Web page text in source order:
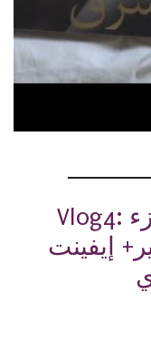
Vlog4: تجهيزات مكتبي الجزء
إيفينت